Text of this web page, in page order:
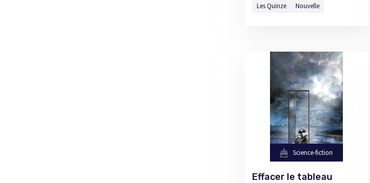
Les Quinze Nouvelle
Science-fiction
Effacer le tableau